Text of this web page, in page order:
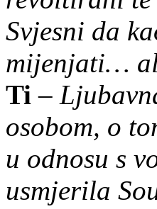
Svjesni da
mijenjati…
Ti –
osobom, o
u odnosu s
usmjerila